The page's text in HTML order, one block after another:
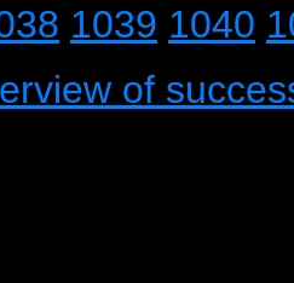
1039 1040
of